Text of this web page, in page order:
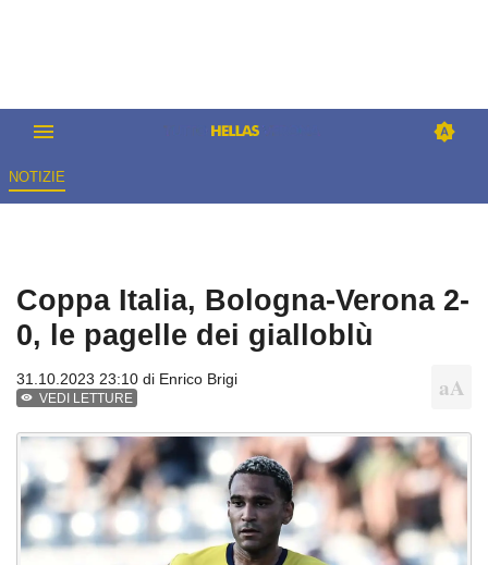
NOTIZIE
Coppa Italia, Bologna-Verona 2-
0, le pagelle dei gialloblù
31.10.2023 23:10 di Enrico Brigi
VEDI LETTURE